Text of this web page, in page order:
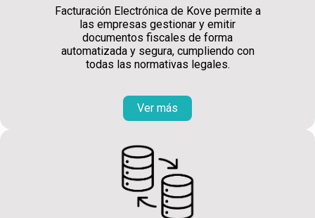
Facturación Electrónica de Kove permite a
las empresas gestionar y emitir
documentos fiscales de forma
automatizada y segura, cumpliendo con
todas las normativas legales.
Ver más